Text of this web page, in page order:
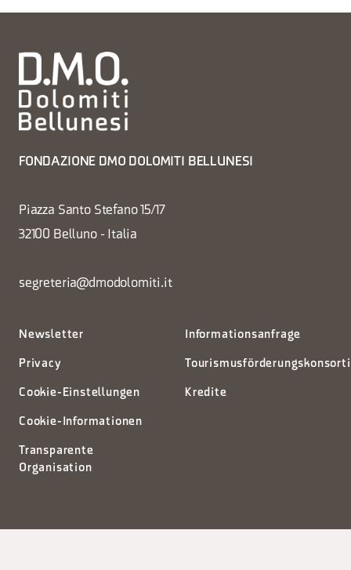
FONDAZIONE DMO DOLOMITI BELLUNESI
Piazza Santo Stefano 15/17
32100 Belluno - Italia
segreteria@dmodolomiti.it
Newsletter
Privacy
Cookie-Einstellungen
Cookie-Informationen
Transparente
Organisation
Informationsanfrage
Kredite